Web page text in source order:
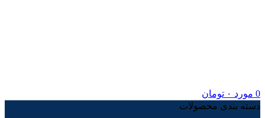
0 مورد ۰ تومان
دسته بندی محصولات